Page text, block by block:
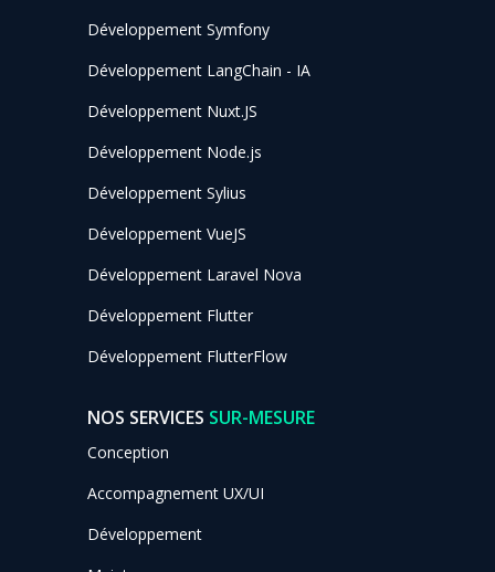
Développement Symfony
Développement LangChain - IA
Développement Nuxt.JS
Développement Node.js
Développement Sylius
Développement VueJS
Développement Laravel Nova
Développement Flutter
Développement FlutterFlow
NOS SERVICES SUR-MESURE
Conception
Accompagnement UX/UI
Développement